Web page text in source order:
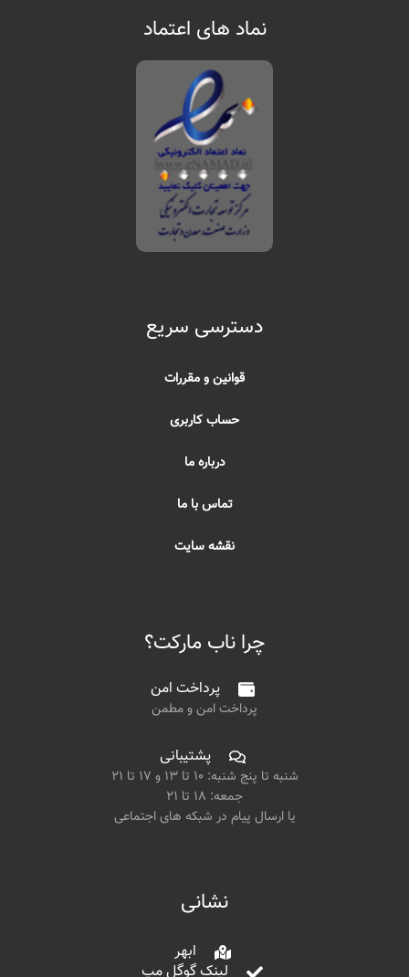
نماد های اعتماد
دسترسی سریع
قوانین و مقررات
حساب کاربری
درباره ما
تماس با ما
نقشه سایت
چرا ناب مارکت؟
پرداخت امن
پرداخت امن و مطمن
پشتیبانی
شنبه تا پنج شنبه: ۱۰ تا ۱۳ و ۱۷ تا ۲۱
جمعه: ۱۸ تا ۲۱
یا ارسال پیام در شبکه های اجتماعی
نشانی
ابهر
لینک گوگل مپ